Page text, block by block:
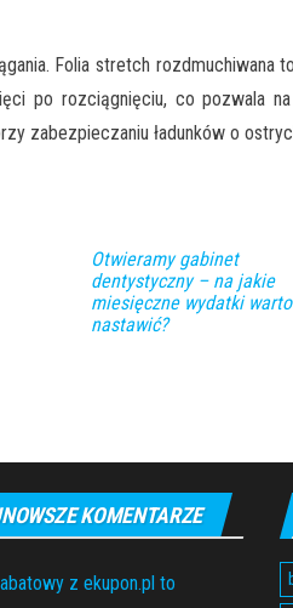
Folia stretch rozdmuchiwana
po rozciągnięciu, co pozwala
zabezpieczaniu ładunków o
Otwieramy gabinet
dentystyczny – na jakie
miesięczne wydatki
nastawić?
KOMENTARZE
z ekupon.pl to